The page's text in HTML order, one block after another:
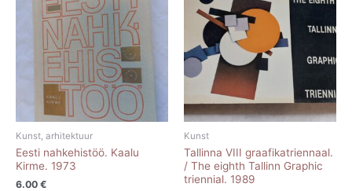
Kunst, arhitektuur
Eesti nahkehistöö. Kaalu
Kirme. 1973
6.00 €
Kunst
Tallinna VIII graafikatriennaal.
/ The eighth Tallinn Graphic
triennial. 1989